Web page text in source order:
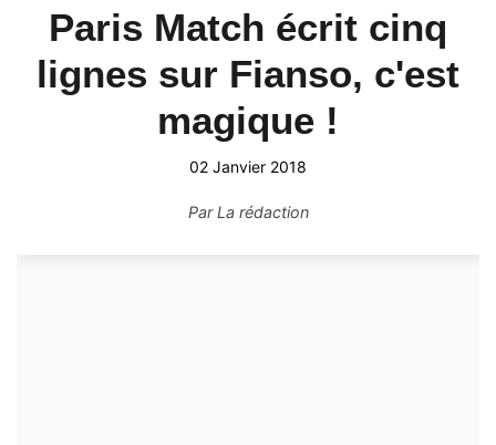
Paris Match écrit cinq
lignes sur Fianso, c'est
magique !
02 Janvier 2018
ParLa rédaction